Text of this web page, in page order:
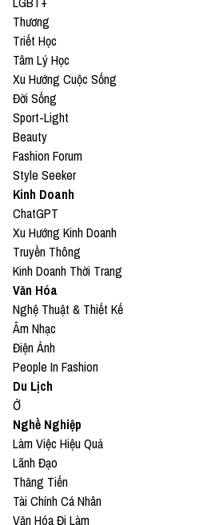
Thương
Triết Học
Tâm Lý Học
Xu Hướng Cuộc Sống
Đời Sống
Sport-Light
Beauty
Fashion Forum
Style Seeker
Kinh Doanh
ChatGPT
Xu Hướng Kinh Doanh
Truyền Thông
Kinh Doanh Thời Trang
Văn Hóa
Nghệ Thuật & Thiết Kế
Âm Nhạc
Điện Ảnh
People In Fashion
Du Lịch
Ở
Nghề Nghiệp
Làm Việc Hiệu Quả
Lãnh Đạo
Thăng Tiến
Tài Chính Cá Nhân
Văn Hóa Đi Làm